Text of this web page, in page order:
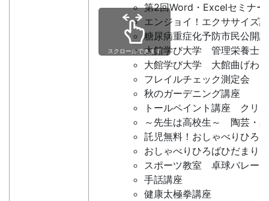
第2回Word・Excelセミナー
エンジョイ！エクササイズ
糖尿病重症化予防市民公開
大館学び大学 管理栄養士
大館学び大学 大館曲げわ
フレイルチェック測定会
秋のガーデニング講座
トールペイント講座 クリ
～先生は高校生～ 陶芸・
託児無料！おしゃべりひろ
おしゃべりひろばひだまり
スポーツ教室 卓球バレー
手話講座
健康太極拳講座
スクロールできます